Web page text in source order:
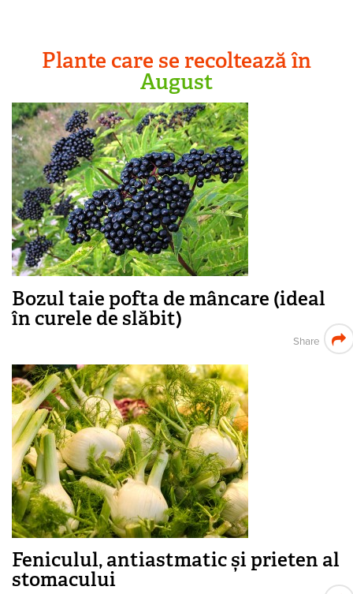
Plante care se recoltează în
August
Bozul taie pofta de mâncare (ideal
în curele de slăbit)
Share
Feniculul, antiastmatic și prieten al
stomacului